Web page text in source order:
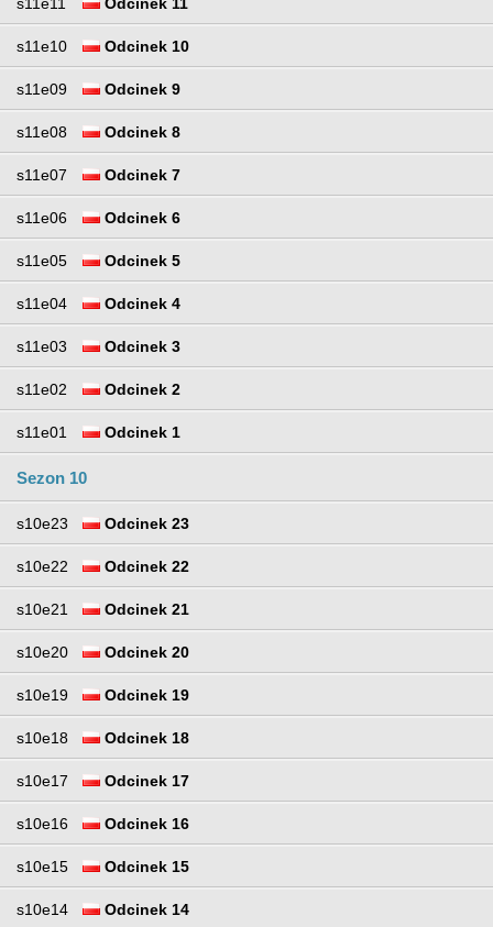
s11e10 Odcinek 10
s11e09 Odcinek 9
s11e08 Odcinek 8
s11e07 Odcinek 7
s11e06 Odcinek 6
s11e05 Odcinek 5
s11e04 Odcinek 4
s11e03 Odcinek 3
s11e02 Odcinek 2
s11e01 Odcinek 1
Sezon 10
s10e23 Odcinek 23
s10e22 Odcinek 22
s10e21 Odcinek 21
s10e20 Odcinek 20
s10e19 Odcinek 19
s10e18 Odcinek 18
s10e17 Odcinek 17
s10e16 Odcinek 16
s10e15 Odcinek 15
s10e14 Odcinek 14